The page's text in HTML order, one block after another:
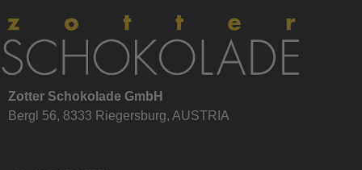
Zotter Schokolade GmbH
Bergl 56, 8333 Riegersburg, AUSTRIA